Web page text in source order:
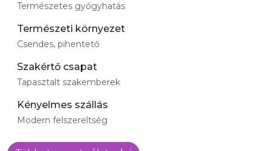
Természetes gyógyhatás
Természeti környezet
Csendes, pihentető
Szakértő csapat
Tapasztalt szakemberek
Kényelmes szállás
Modern felszereltség